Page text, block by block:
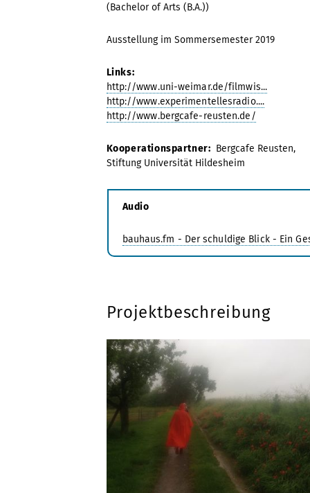
(Bachelor of Arts (B.A.))
Ausstellung im Sommersemester 2019
Links:
http://www.uni-weimar.de/filmwis...
http://www.experimentellesradio....
http://www.bergcafe-reusten.de/
Kooperationspartner: Bergcafe Reusten,
Stiftung Universität Hildesheim
Audio
bauhaus.fm - Der schuldige Blick - Ein
Projektbeschreibung